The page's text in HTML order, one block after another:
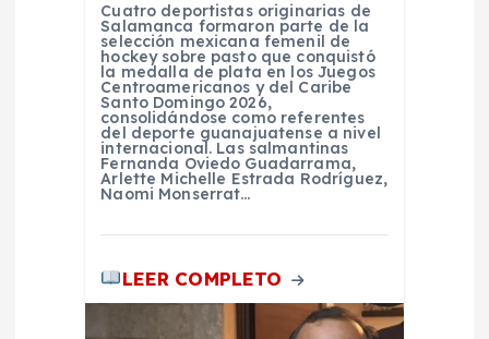
Cuatro deportistas originarias de
Salamanca formaron parte de la
selección mexicana femenil de
hockey sobre pasto que conquistó
la medalla de plata en los Juegos
Centroamericanos y del Caribe
Santo Domingo 2026,
consolidándose como referentes
del deporte guanajuatense a nivel
internacional. Las salmantinas
Fernanda Oviedo Guadarrama,
Arlette Michelle Estrada Rodríguez,
Naomi Monserrat…
LEER COMPLETO